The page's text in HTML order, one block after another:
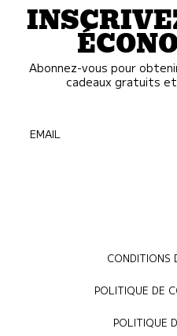
Abonnez-vous pour
cadeaux gratuits
EMAIL
CONDITIONS
POLITIQUE DE
POLITIQUE